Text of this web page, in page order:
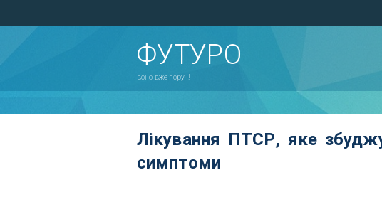
ФУТУРО
воно вже поруч!
Лікування ПТСР, яке
симптоми